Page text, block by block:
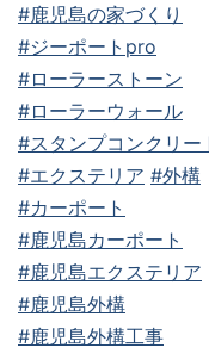
#鹿児島の家づくり
#ジーポートpro
#ローラーストーン
#ローラーウォール
#スタンプコンクリー
#エクステリア #外構
#カーポート
#鹿児島カーポート
#鹿児島エクステリア
#鹿児島外構
#鹿児島外構工事